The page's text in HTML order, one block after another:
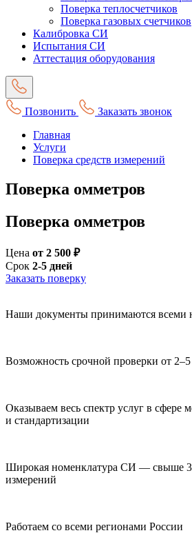
Поверка теплосчетчиков
Поверка газовых счетчиков
Калибровка СИ
Испытания СИ
Аттестация оборудования
Позвонить
Заказать звонок
Главная
Услуги
Поверка средств измерений
Поверка омметров
Поверка омметров
Цена от 2 500 ₽
Срок 2-5 дней
Заказать поверку
Наши документы принимаются всеми
Возможность срочной проверки от
Оказываем весь спектр услуг в сфере
и стандартизации
Широкая номенклатура СИ — свыше
измерений
Работаем со всеми регионами России